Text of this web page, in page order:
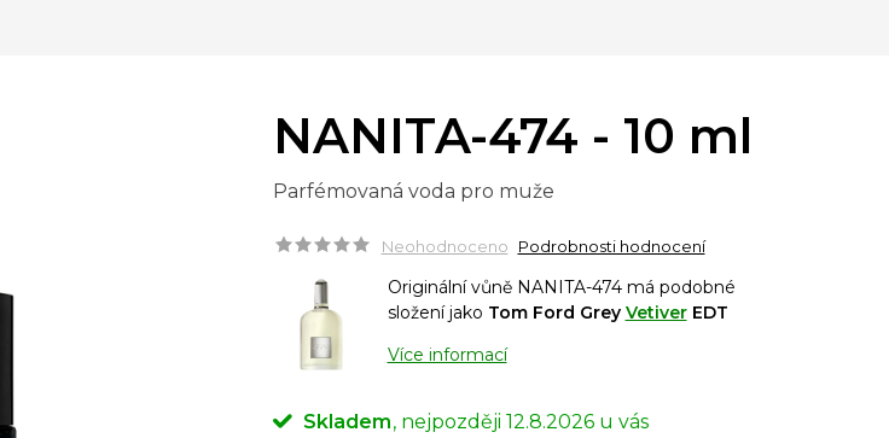
NANITA-474 - 10 ml
Parfémovaná voda pro muže
Neohodnoceno Podrobnosti hodnocení
Originální vůně NANITA-474 má podobné
složení jako Tom Ford Grey VetiverEDT
Více informací
Skladem 12.8.2026